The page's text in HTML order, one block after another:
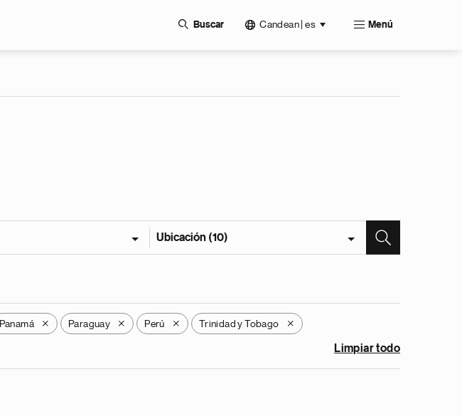
Buscar Candean | es Menú
Ubicación (10)
Panamá X Paraguay X Perú X Trinidad y Tobago X
Limpiar todo